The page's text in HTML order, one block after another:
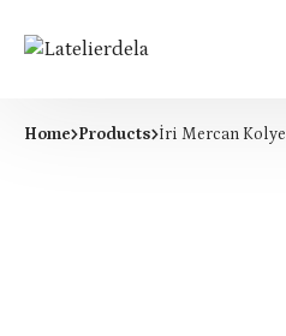
Home Products İri Mercan Kolye